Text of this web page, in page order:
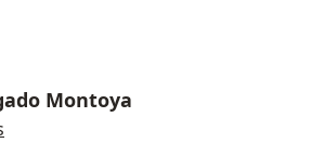
Montoya